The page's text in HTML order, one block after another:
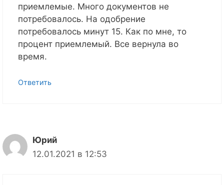
приемлемые. Много документов не
потребовалось. На одобрение
потребовалось минут 15. Как по мне, то
процент приемлемый. Все вернула во
время.
Ответить
Юрий
12.01.2021 в 12:53